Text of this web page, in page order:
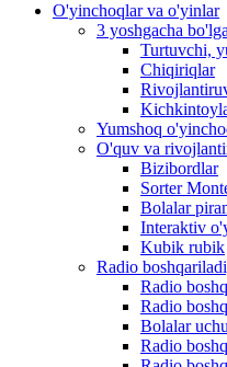
O'yinchoqlar va o'yinlar
3 yoshgacha
Turtuvchi,
Chiqiriqlar
Yumshoq
O'quv va
Bizibordlar
Sorter
Bolalar
Interaktiv
Kubik rubik
Radio
Radio
Radio
Bolalar
Radio